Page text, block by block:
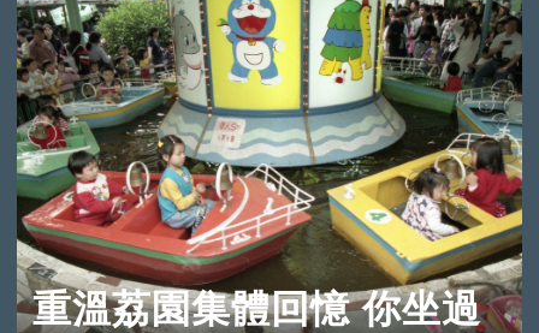
重溫荔園集體回憶 你坐過